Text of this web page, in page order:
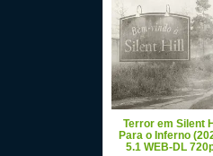
Terror em Silent
Para o Inferno
5.1 WEB-DL